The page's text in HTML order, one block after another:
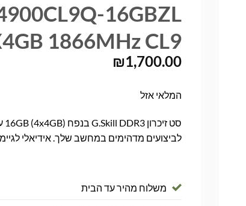
16GBZL
1866MHz CL9
₪1,700.00
המלאי אזל
לביצועים מדהימים במחשב שלך. אידיאלי
משלוח מהיר עד הבית